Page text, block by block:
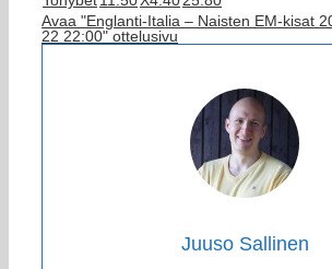
Avaa "Englanti-Italia – Naisten EM-kisat
22 22:00" ottelusivu
Juuso Sallinen